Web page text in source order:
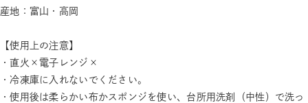
産地：富山・高岡
【使用上の注意】
・直火×電子レンジ×
・冷凍庫に入れないでください。
・使用後は柔らかい布かスポンジを使い、台所用洗剤（中性）で洗っ